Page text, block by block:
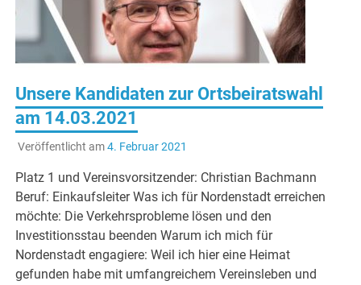
Unsere Kandidaten zur Ortsbeiratswahl
am 14.03.2021
Veröffentlicht am4. Februar 2021
Platz 1 und Vereinsvorsitzender: Christian Bachmann
Beruf: Einkaufsleiter Was ich für Nordenstadt erreichen
möchte: Die Verkehrsprobleme lösen und den
Investitionsstau beenden Warum ich mich für
Nordenstadt engagiere: Weil ich hier eine Heimat
gefunden habe mit umfangreichem Vereinsleben und